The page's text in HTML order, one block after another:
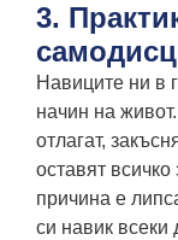
3.
Навиците ни в
начин на
отлагат,
оставят
причина е
си навик всеки